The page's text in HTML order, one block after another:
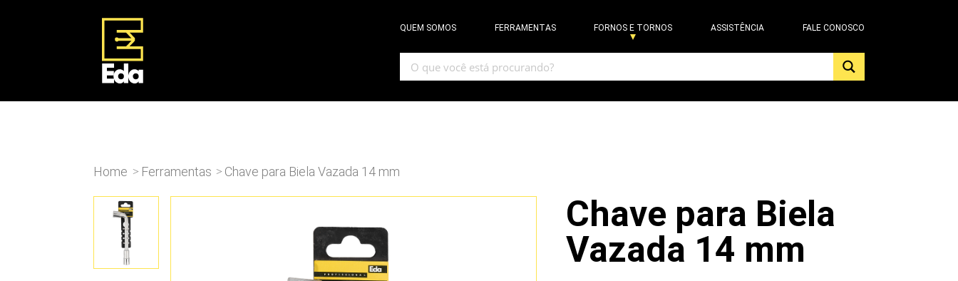
QUEM SOMOS FERRAMENTAS FORNOS E TORNOS ASSISTÊNCIA FALE CONOSCO
Home > Ferramentas > Chave para Biela Vazada 14 mm
Chave para Biela
Vazada 14 mm